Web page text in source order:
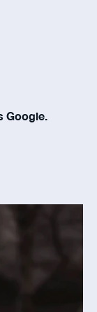
Google.